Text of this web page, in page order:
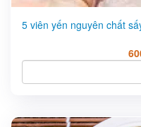
5 viên yến nguyên chất